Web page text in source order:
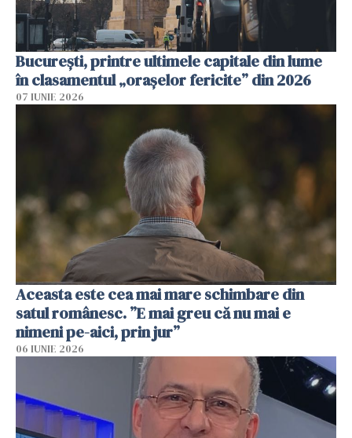
București, printre ultimele capitale din lume
în clasamentul „orașelor fericite” din 2026
07 IUNIE 2026
Aceasta este cea mai mare schimbare din
satul românesc. ”E mai greu că nu mai e
nimeni pe-aici, prin jur”
06 IUNIE 2026